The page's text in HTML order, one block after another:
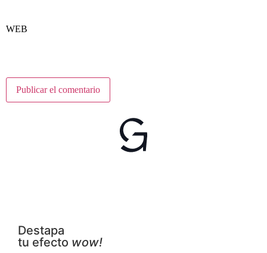
WEB
Destapa
tu efecto wow!